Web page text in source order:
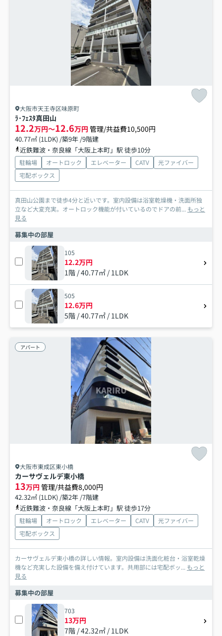
大阪市天王寺区味原町
ﾗ･ﾌｪｽﾀ真田山
12.2万円～12.6万円 管理/共益費10,500円
40.77㎡ (1LDK) /築9年 /9階建
近鉄難波・奈良線「大阪上本町」駅 徒歩10分
駐輪場 オートロック エレベーター CATV
光ファイバー
宅配ボックス
真田山公園まで徒歩4分と近いです。室内設備は浴室乾燥機・洗面所独
立など大変充実。オートロック機能が付いているのでドアの前... もっと
見る
募集中の部屋
105
12.2万円
1階 / 40.77㎡ / 1LDK
505
12.6万円
5階 / 40.77㎡ / 1LDK
アパート
大阪市東成区東小橋
カーサヴェルデ東小橋
13万円 管理/共益費8,000円
42.32㎡ (1LDK) /築2年 /7階建
近鉄難波・奈良線「大阪上本町」駅 徒歩17分
駐輪場 オートロック エレベーター CATV
光ファイバー
宅配ボックス
カーサヴェルデ東小橋の詳しい情報。室内設備は洗面化粧台・浴室乾燥
機など充実した設備を備え付けています。共用部には宅配ボッ... もっと
見る
募集中の部屋
703
13万円
7階 / 42.32㎡ / 1LDK